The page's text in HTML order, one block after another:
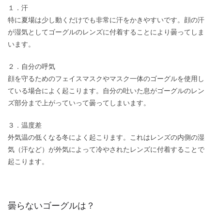
１．汗
特に夏場は少し動くだけでも非常に汗をかきやすいです。顔の汗
が湿気としてゴーグルのレンズに付着することにより曇ってしま
います。
２．自分の呼気
顔を守るためのフェイスマスクやマスク一体のゴーグルを使用し
ている場合によく起こります。自分の吐いた息がゴーグルのレン
ズ部分まで上がっていって曇ってしまいます。
３．温度差
外気温の低くなる冬によく起こります。これはレンズの内側の湿
気（汗など）が外気によって冷やされたレンズに付着することで
起こります。
曇らないゴーグルは？